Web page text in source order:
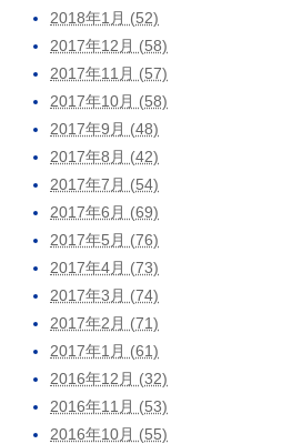
2018年1月 (52)
2017年12月 (58)
2017年11月 (57)
2017年10月 (58)
2017年9月 (48)
2017年8月 (42)
2017年7月 (54)
2017年6月 (69)
2017年5月 (76)
2017年4月 (73)
2017年3月 (74)
2017年2月 (71)
2017年1月 (61)
2016年12月 (32)
2016年11月 (53)
2016年10月 (55)